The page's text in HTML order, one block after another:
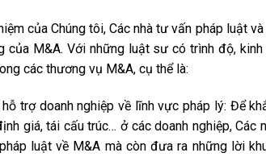
của Chúng tôi, Các nhà tư vấn pháp luật
của M&A. Với những luật sư có trình độ,
các thương vụ M&A, cụ thể là:
trợ doanh nghiệp về lĩnh vực pháp lý: Để
giá, tái cấu trúc… ở các doanh nghiệp,
luật về M&A mà còn đưa ra những lời